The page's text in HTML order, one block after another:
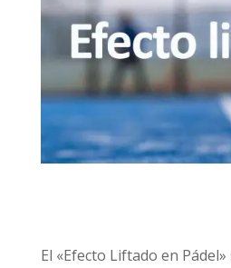
El «Efecto Liftado en